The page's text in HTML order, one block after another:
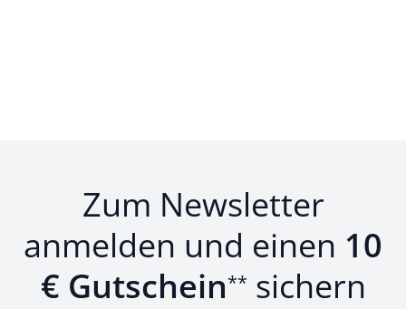
Zum Newsletter
anmelden und einen 10
€ Gutschein** sichern